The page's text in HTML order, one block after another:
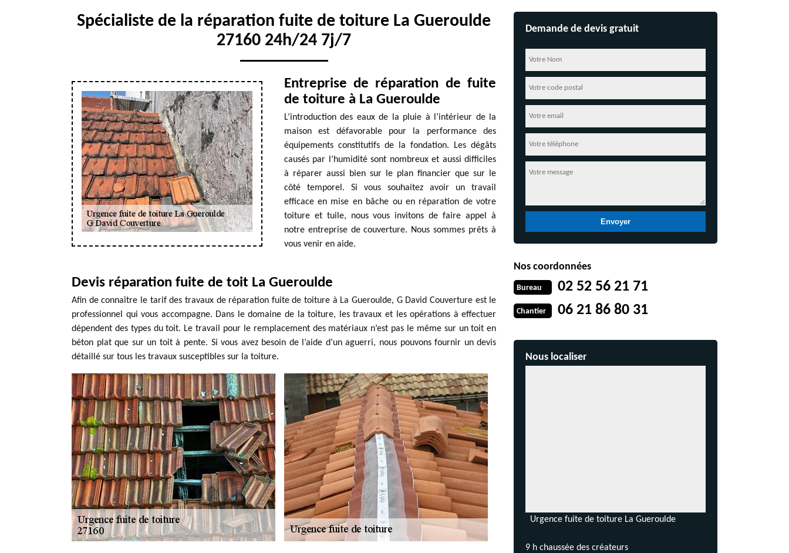
Spécialiste de la réparation fuite de toiture La Gueroulde
27160 24h/24 7j/7
Entreprise de réparation de fuite
de toiture à La Gueroulde
L’introduction des eaux de la pluie à l’intérieur de la
maison est défavorable pour la performance des
équipements constitutifs de la fondation. Les dégâts
causés par l’humidité sont nombreux et aussi difficiles
à réparer aussi bien sur le plan financier que sur le
côté temporel. Si vous souhaitez avoir un travail
efficace en mise en bâche ou en réparation de votre
toiture et tuile, nous vous invitons de faire appel à
notre entreprise de couverture. Nous sommes prêts à
vous venir en aide.
Devis réparation fuite de toit La Gueroulde
Afin de connaître le tarif des travaux de réparation fuite de toiture à La Gueroulde, G David Couverture est le
professionnel qui vous accompagne. Dans le domaine de la toiture, les travaux et les opérations à effectuer
dépendent des types du toit. Le travail pour le remplacement des matériaux n’est pas le même sur un toit en
béton plat que sur un toit à pente. Si vous avez besoin de l’aide d’un aguerri, nous pouvons fournir un devis
détaillé sur tous les travaux susceptibles sur la toiture.
Demande de devis gratuit
Nos coordonnées
Bureau 02 52 56 21 71
Chantier 06 21 86 80 31
Nous localiser
Urgence fuite de toiture La Gueroulde
9 h chaussée des créateurs